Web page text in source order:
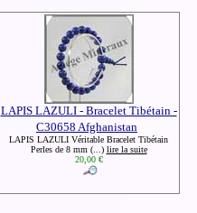
LAPIS LAZULI - Bracelet Tibétain -
C30658 Afghanistan
LAPIS LAZULI Véritable Bracelet Tibétain
Perles de 8 mm (...) lire la suite
20,00 €